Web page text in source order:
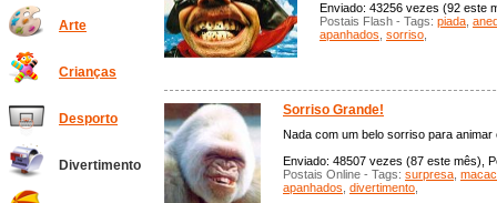
Arte
Crianças
Desporto
Divertimento
Enviado: 43256 vezes (92 este
Postais Flash - Tags: piada
apanhados sorriso
Sorriso Grande!
Nada com um belo sorriso para
Enviado: 48507 vezes (87 este mês),
Postais Online - Tags: surpresa
apanhados divertimento